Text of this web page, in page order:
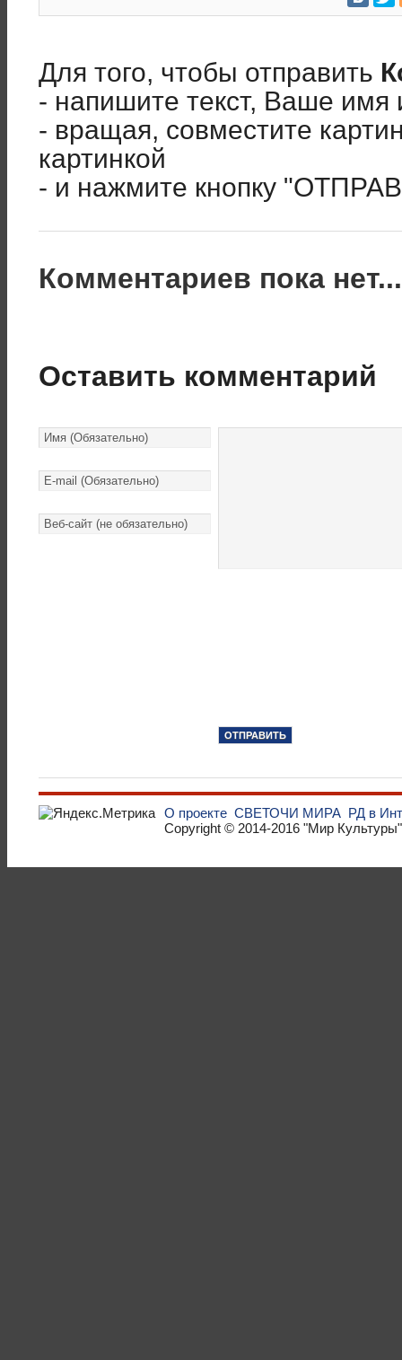
Для того, чтобы отправить
- напишите текст, Ваше имя
- вращая, совместите
картинкой
- и нажмите кнопку
Комментариев пока
Оставить комментарий
О проекте СВЕТОЧИ МИРА РД в
Copyright © 2014-2016 "Мир Культуры"